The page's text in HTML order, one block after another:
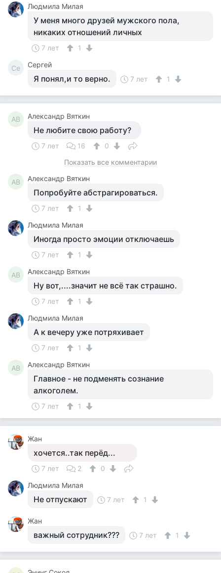
Людмила Милая
У меня много друзей мужского пола,
никаких отношений личных
7 лет 1
Се Сергей
Я понял,и то верно. 7 лет 1
АВ Александр Вяткин
Не любите свою работу?
7 лет 16
0
Показать все комментарии
АВ Александр Вяткин
Попробуйте абстрагироваться.
7 лет
1
Людмила Милая
Иногда просто эмоции отключаешь
7 лет 1
АВ Александр Вяткин
Ну вот,....значит не всё так страшно.
7 лет
1
Людмила Милая
А к вечеру уже потряхивает
7 лет 1
АВ Александр Вяткин
Главное - не подменять сознание
алкоголем.
7 лет 1
Жан
хочется..так перёд...
7 лет 2
0
Людмила Милая
Не отпускают 7 лет 1
Жан
важный сотрудник??? 7 лет 1